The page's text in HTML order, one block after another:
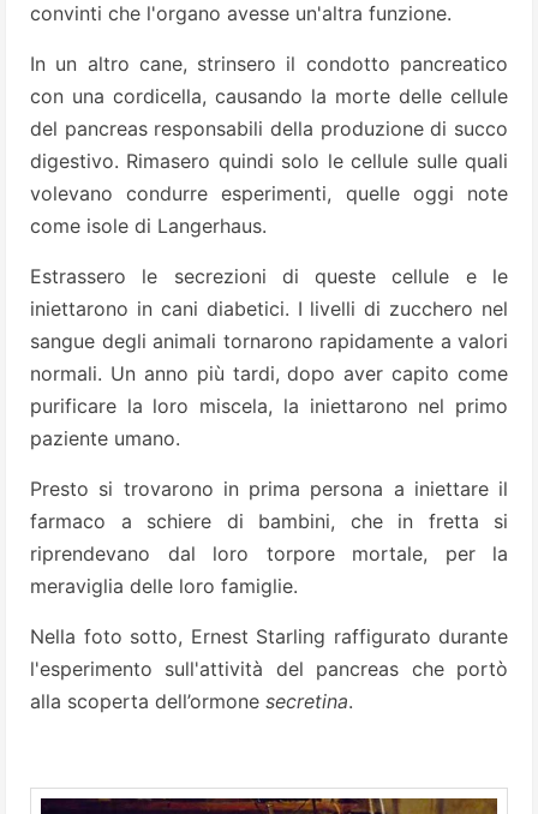
convinti che l'organo avesse un'altra funzione.
In un altro cane, strinsero il condotto pancreatico
con una cordicella, causando la morte delle cellule
del pancreas responsabili della produzione di succo
digestivo. Rimasero quindi solo le cellule sulle quali
volevano condurre esperimenti, quelle oggi note
come isole di Langerhaus.
Estrassero le secrezioni di queste cellule e le
iniettarono in cani diabetici. I livelli di zucchero nel
sangue degli animali tornarono rapidamente a valori
normali. Un anno più tardi, dopo aver capito come
purificare la loro miscela, la iniettarono nel primo
paziente umano.
Presto si trovarono in prima persona a iniettare il
farmaco a schiere di bambini, che in fretta si
riprendevano dal loro torpore mortale, per la
meraviglia delle loro famiglie.
Nella foto sotto, Ernest Starling raffigurato durante
l'esperimento sull'attività del pancreas che portò
alla scoperta dell’ormone secretina.